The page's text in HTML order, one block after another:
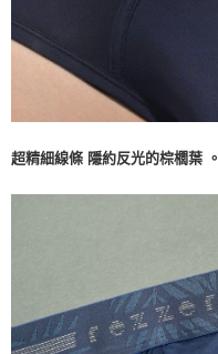
超精細線條 隱約反光的棕櫚葉 。